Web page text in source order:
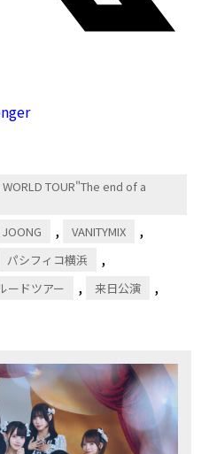
TOUR"The end of a
, VANITYMIX ,
パシフィコ横浜 ,
ードツアー , 来日公演 ,